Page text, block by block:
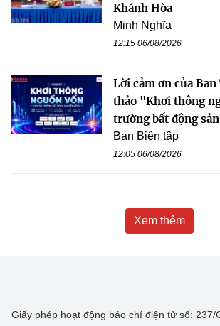
Khánh Hòa
Minh Nghĩa
12:15 06/08/2026
Lời cảm ơn của
thảo "Khơi thông
trường bất động
Ban Biên tập
12:05 06/08/2026
Xem thêm
Giấy phép hoạt động báo chí điện tử số: 237/